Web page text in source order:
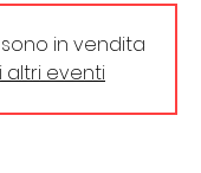
in vendita
altri eventi